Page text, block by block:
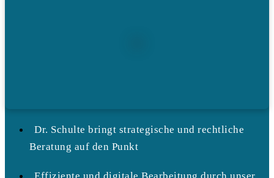
Dr. Schulte bringt strategische und rechtliche
Beratung auf den Punkt
Effiziente und digitale Bearbeitung durch unser